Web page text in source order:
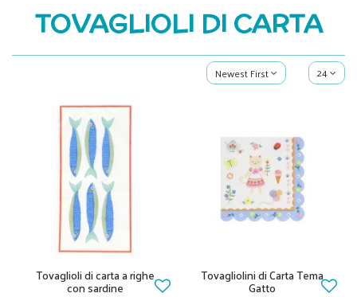
TOVAGLIOLI DI CARTA
Newest First 24
Tovaglioli di carta a righe
con sardine
Tovagliolini di Carta Tema
Gatto